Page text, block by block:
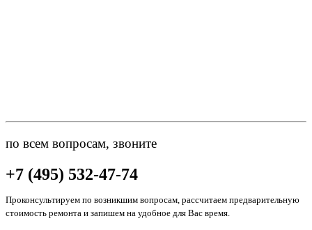
по всем вопросам, звоните
+7 (495) 532-47-74
Проконсультируем по возникшим вопросам, рассчитаем предварительную
стоимость ремонта и запишем на удобное для Вас время.